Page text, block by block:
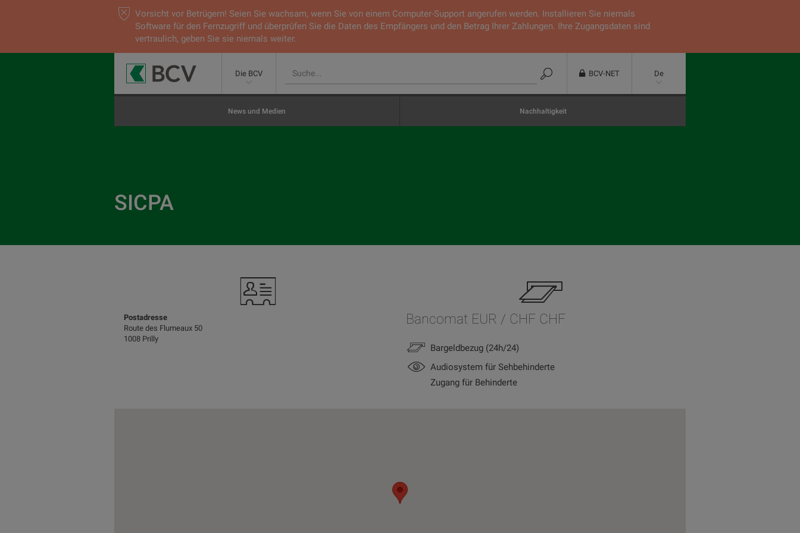
Vorsicht vor Betrügern! Seien Sie wachsam, wenn Sie von einem Computer-Support angerufen werden. Installieren Sie niemals
Software für den Fernzugriff und überprüfen Sie die Daten des Empfängers und den Betrag Ihrer Zahlungen. Ihre Zugangsdaten sind
vertraulich, geben Sie sie niemals weiter.
Die BCV BCV-NET De
News und Medien Nachhaltigkeit
SICPA
Postadresse
Route des Flumeaux 50
1008 Prilly
Bancomat EUR / CHF CHF
Bargeldbezug (24h/24)
Audiosystem für Sehbehinderte
Zugang für Behinderte